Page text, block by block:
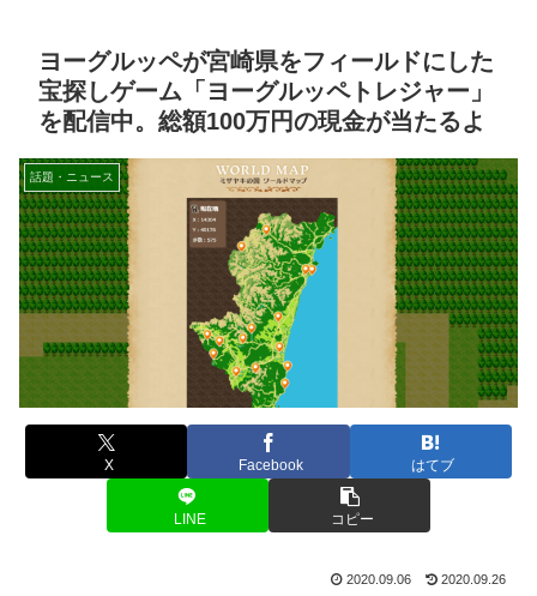
ヨーグルッペが宮崎県をフィールドにした
宝探しゲーム「ヨーグルッペトレジャー」
を配信中。総額100万円の現金が当たるよ
話題・ニュース
X Facebook はてブ
LINE コピー
2020.09.06 2020.09.26